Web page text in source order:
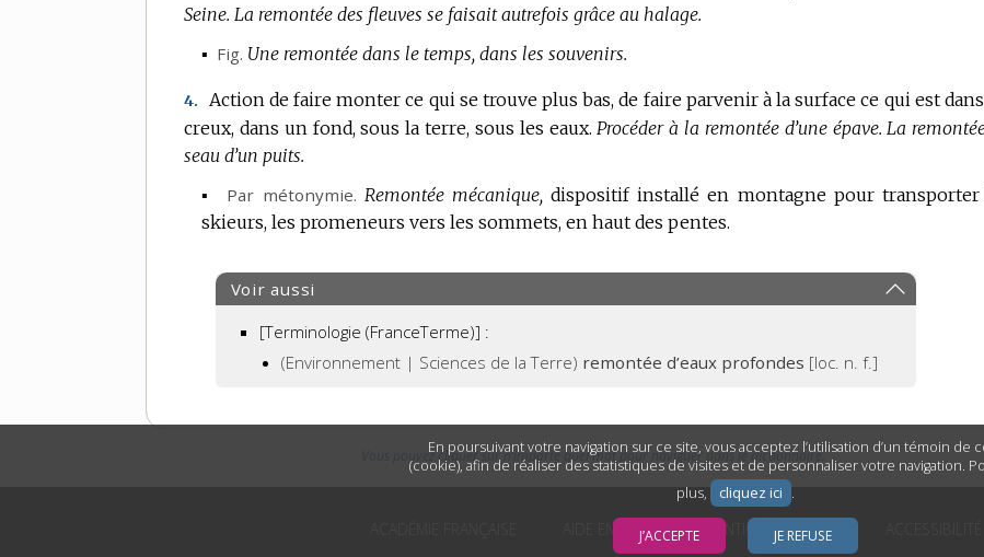
En poursuivant votre navigation sur ce site, vous acceptez l’utilisation d’un témoin de
(cookie), afin de réaliser des statistiques de visites et de personnaliser votre navigation.
plus,
cliquez ici .
J’ACCEPTE JE REFUSE
Seine. La remontée des fleuves se faisait autrefois grâce au halage.
▪ Fig. Une remontée dans le temps, dans les souvenirs.
4.
Action de faire monter ce qui se trouve plus bas, de faire parvenir à la surface ce qui est
creux, dans un fond, sous la terre, sous les eaux. Procéder à la remontée d’une épave. La
seau d’un puits.
▪ Par métonymie. Remontée mécanique, dispositif installé en montagne pour transporter
skieurs, les promeneurs vers les sommets, en haut des pentes.
Voir aussi
[Terminologie (FranceTerme)] :
(Environnement | Sciences de la Terre) remontée d’eaux profondes [loc. n. f.]
Vous pouvez cliquer sur n’importe quel mot pour naviguer dans le dictionnaire.
AIDE EN LIGNE MENTIONS LÉGALES